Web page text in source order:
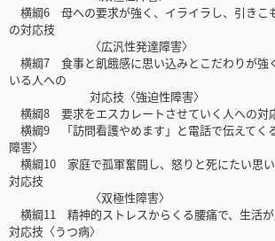
横綱6 母への要求が強く、イライラし、引きこ
の対応技
〈広汎性発達障害〉
横綱7 食事と飢餓感に思い込みとこだわりが強
いる人への
対応技〈強迫性障害〉
横綱8 要求をエスカレートさせていく人への対
横綱9 「訪問看護やめます」と電話で伝えてく
障害〉
横綱10 家庭で孤軍奮闘し、怒りと死にたい思
対応技
〈双極性障害〉
横綱11 精神的ストレスからくる腰痛で、生活
対応技〈うつ病〉